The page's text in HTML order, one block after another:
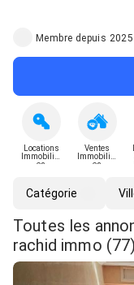
Membre depuis 2025
Locations
Immobilièr
es
Ventes
Immobilièr
es
Catégorie
Toutes les
rachid immo (77)